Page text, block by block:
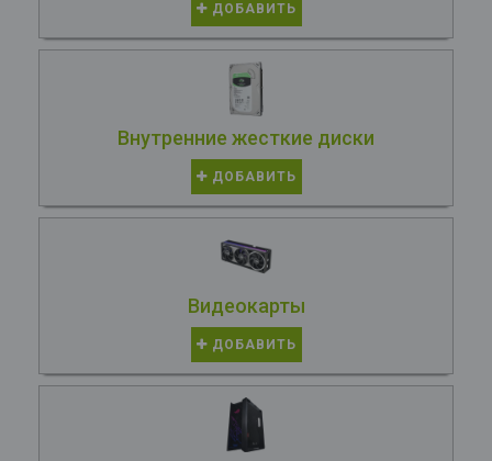
ДОБАВИТЬ
Внутренние жесткие диски
ДОБАВИТЬ
Видеокарты
ДОБАВИТЬ